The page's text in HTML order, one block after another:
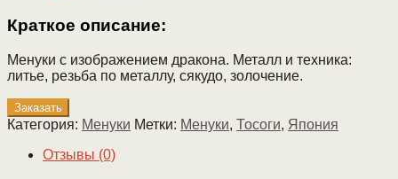
Краткое описание:
Менуки с изображением дракона. Металл и техника:
литье, резьба по металлу, сякудо, золочение.
Заказать
Категория: Менуки Метки: Менуки, Тосоги, Япония
Отзывы (0)